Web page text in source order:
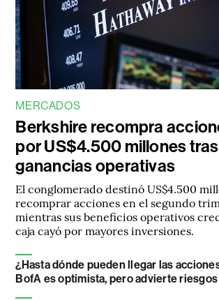
MERCADOS
Berkshire recompra
por US$4.500 millones
ganancias operativas
El conglomerado destinó US$4.500
recomprar acciones en el segundo
mientras sus beneficios operativos
caja cayó por mayores inversiones.
¿Hasta dónde pueden llegar las
BofA es optimista, pero advierte riesgos